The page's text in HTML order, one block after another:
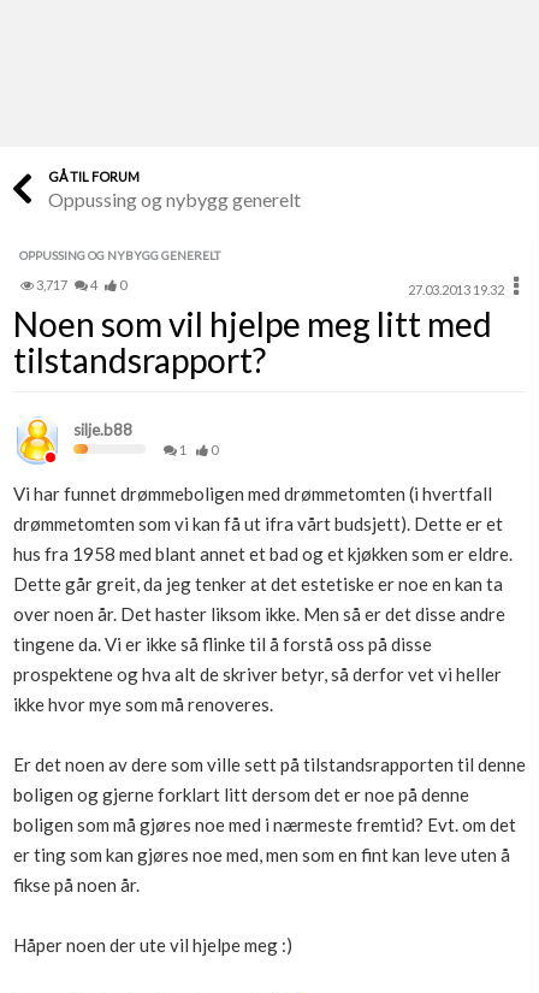
Finn håndverkere
Papirer som mangler
Skaff dokumentasjon som mangler
Se din bolig? Klikk her
Boligmappa+
Få mer ut av Boligmappa
GÅ TIL FORUM
Oppussing og nybygg generelt
OPPUSSING OG NYBYGG GENERELT
3,717 4 0 27.03.2013 19.32
Noen som vil hjelpe meg litt med
tilstandsrapport?
silje.b88
1 0
Vi har funnet drømmeboligen med drømmetomten (i hvertfall
drømmetomten som vi kan få ut ifra vårt budsjett). Dette er et
hus fra 1958 med blant annet et bad og et kjøkken som er eldre.
Dette går greit, da jeg tenker at det estetiske er noe en kan ta
over noen år. Det haster liksom ikke. Men så er det disse andre
tingene da. Vi er ikke så flinke til å forstå oss på disse
prospektene og hva alt de skriver betyr, så derfor vet vi heller
ikke hvor mye som må renoveres.
Er det noen av dere som ville sett på tilstandsrapporten til denne
boligen og gjerne forklart litt dersom det er noe på denne
boligen som må gjøres noe med i nærmeste fremtid? Evt. om det
er ting som kan gjøres noe med, men som en fint kan leve uten å
fikse på noen år.
Håper noen der ute vil hjelpe meg :)